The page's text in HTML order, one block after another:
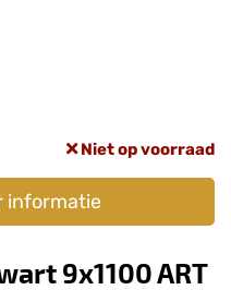
Niet op voorraad
informatie
9x1100 ART